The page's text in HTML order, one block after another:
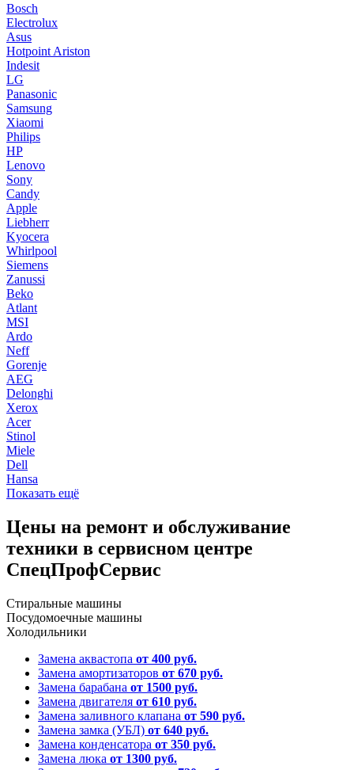
Bosch
Electrolux
Asus
Hotpoint Ariston
Indesit
LG
Panasonic
Samsung
Xiaomi
Philips
HP
Lenovo
Sony
Candy
Apple
Liebherr
Kyocera
Whirlpool
Siemens
Zanussi
Beko
Atlant
MSI
Ardo
Neff
Gorenje
AEG
Delonghi
Xerox
Acer
Stinol
Miele
Dell
Hansa
Показать ещё
Цены на ремонт и обслуживание
техники в сервисном центре
СпецПрофСервис
Стиральные машины
Посудомоечные машины
Холодильники
Замена аквастопа от 400 руб.
Замена амортизаторов от 670 руб.
Замена барабана от 1500 руб.
Замена двигателя от 610 руб.
Замена заливного клапана от 590 руб.
Замена замка (УБЛ) от 640 руб.
Замена конденсатора от 350 руб.
Замена люка от 1300 руб.